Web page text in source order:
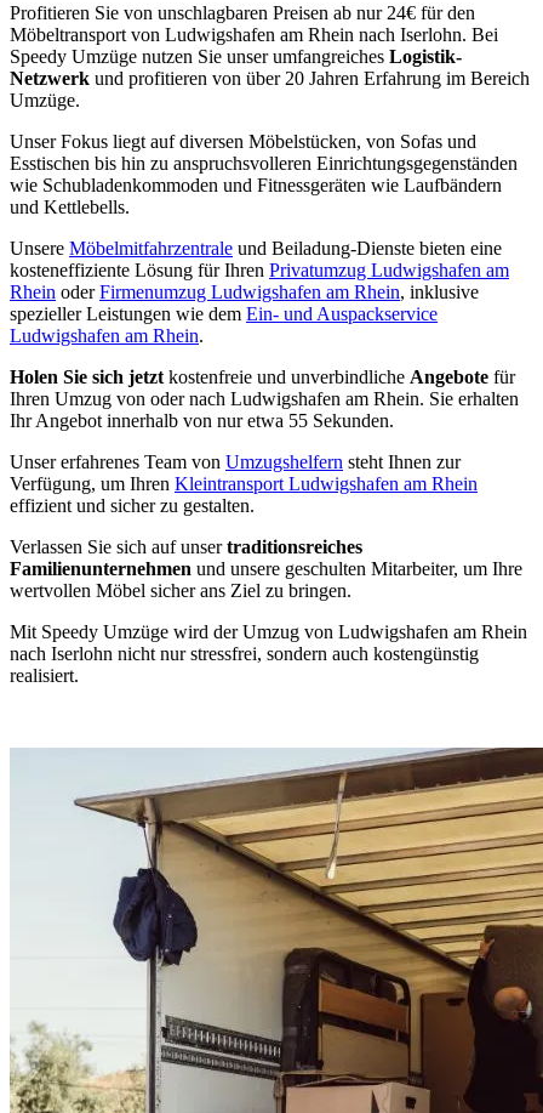
Profitieren Sie von unschlagbaren Preisen ab nur 24€ für den
Möbeltransport von Ludwigshafen am Rhein nach Iserlohn. Bei
Speedy Umzüge nutzen Sie unser umfangreiches Logistik-
Netzwerk und profitieren von über 20 Jahren Erfahrung im Bereich
Umzüge.
Unser Fokus liegt auf diversen Möbelstücken, von Sofas und
Esstischen bis hin zu anspruchsvolleren Einrichtungsgegenständen
wie Schubladenkommoden und Fitnessgeräten wie Laufbändern
und Kettlebells.
Unsere Möbelmitfahrzentrale und Beiladung-Dienste bieten eine
kosteneffiziente Lösung für Ihren Privatumzug Ludwigshafen am
Rhein oderFirmenumzug Ludwigshafen am Rhein, inklusive
spezieller Leistungen wie dem Ein- und Auspackservice
Ludwigshafen am Rhein.
Holen Sie sich jetzt kostenfreie und unverbindliche Angebote für
Ihren Umzug von oder nach Ludwigshafen am Rhein. Sie erhalten
Ihr Angebot innerhalb von nur etwa 55 Sekunden.
Unser erfahrenes Team von Umzugshelfern steht Ihnen zur
Verfügung, um Ihren Kleintransport Ludwigshafen am Rhein
effizient und sicher zu gestalten.
Verlassen Sie sich auf unsertraditionsreiches
Familienunternehmen und unsere geschulten Mitarbeiter, um Ihre
wertvollen Möbel sicher ans Ziel zu bringen.
Mit Speedy Umzüge wird der Umzug von Ludwigshafen am Rhein
nach Iserlohn nicht nur stressfrei, sondern auch kostengünstig
realisiert.